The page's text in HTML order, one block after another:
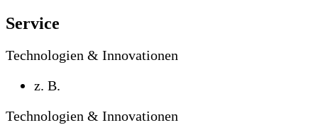
Service
Technologien & Innovationen
z. B.
Technologien & Innovationen